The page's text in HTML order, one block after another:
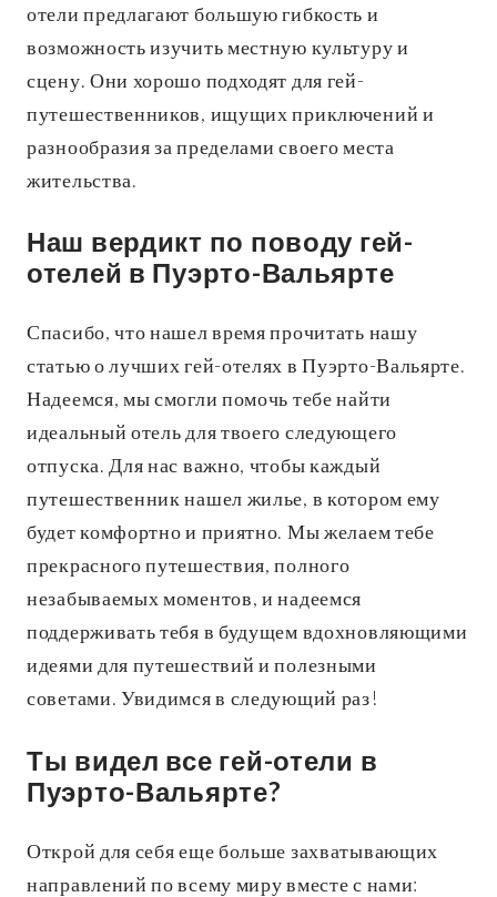
отели предлагают большую гибкость и
возможность изучить местную культуру и
сцену. Они хорошо подходят для гей-
путешественников, ищущих приключений и
разнообразия за пределами своего места
жительства.
Наш вердикт по поводу гей-
отелей в Пуэрто-Вальярте
Спасибо, что нашел время прочитать нашу
статью о лучших гей-отелях в Пуэрто-Вальярте.
Надеемся, мы смогли помочь тебе найти
идеальный отель для твоего следующего
отпуска. Для нас важно, чтобы каждый
путешественник нашел жилье, в котором ему
будет комфортно и приятно. Мы желаем тебе
прекрасного путешествия, полного
незабываемых моментов, и надеемся
поддерживать тебя в будущем вдохновляющими
идеями для путешествий и полезными
советами. Увидимся в следующий раз!
Ты видел все гей-отели в
Пуэрто-Вальярте?
Открой для себя еще больше захватывающих
направлений по всему миру вместе с нами: